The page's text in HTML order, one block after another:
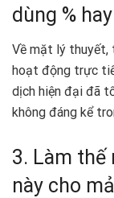
dùng %
Về mặt lý thuyết,
hoạt động trực
dịch hiện đại đã
không đáng kể
3. Làm thế
này cho